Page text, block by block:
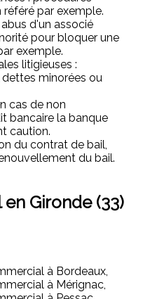
par exemple.
d'un associé
pour bloquer une
exemple.
litigieuses :
minorées ou
cas de non
bancaire la banque
caution.
du contrat de bail,
du bail.
Gironde (33)
à Bordeaux,
à Mérignac,